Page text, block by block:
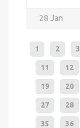
28 Jan
1 2 3
11 12
19 20
27 28
35 36